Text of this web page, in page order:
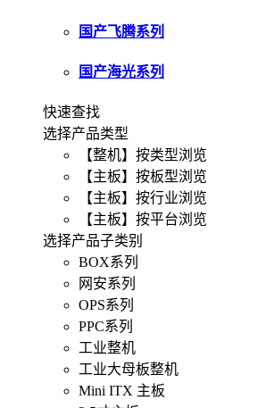
国产飞腾系列
国产海光系列
快速查找
选择产品类型
【整机】按类型浏览
【主板】按板型浏览
【主板】按行业浏览
【主板】按平台浏览
选择产品子类别
BOX系列
网安系列
OPS系列
PPC系列
工业整机
工业大母板整机
Mini ITX 主板